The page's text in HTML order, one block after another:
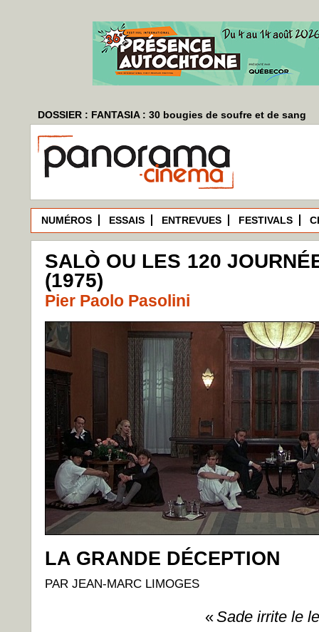
DOSSIER : FANTASIA : 30 bougies de soufre et de sang
NUMÉROS ESSAIS ENTREVUES FESTIVALS
SALÒ OU LES 120
(1975)
Pier Paolo Pasolini
LA GRANDE DÉCEPTION
PAR JEAN-MARC LIMOGES
«Sade irrite le